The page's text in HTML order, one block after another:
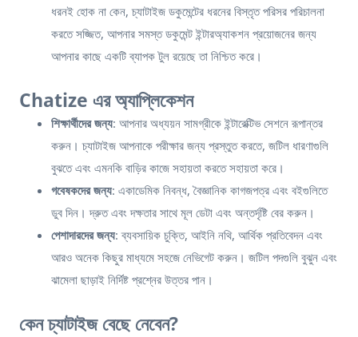
ধরনই হোক না কেন, চ্যাটাইজ ডকুমেন্টের ধরনের বিস্তৃত পরিসর পরিচালনা
করতে সজ্জিত, আপনার সমস্ত ডকুমেন্ট ইন্টারঅ্যাকশন প্রয়োজনের জন্য
আপনার কাছে একটি ব্যাপক টুল রয়েছে তা নিশ্চিত করে।
Chatize এর অ্যাপ্লিকেশন
শিক্ষার্থীদের জন্য: আপনার অধ্যয়ন সামগ্রীকে ইন্টারেক্টিভ সেশনে রূপান্তর
করুন। চ্যাটাইজ আপনাকে পরীক্ষার জন্য প্রস্তুত করতে, জটিল ধারণাগুলি
বুঝতে এবং এমনকি বাড়ির কাজে সহায়তা করতে সহায়তা করে।
গবেষকদের জন্য: একাডেমিক নিবন্ধ, বৈজ্ঞানিক কাগজপত্র এবং বইগুলিতে
ডুব দিন। দ্রুত এবং দক্ষতার সাথে মূল ডেটা এবং অন্তর্দৃষ্টি বের করুন।
পেশাদারদের জন্য: ব্যবসায়িক চুক্তি, আইনি নথি, আর্থিক প্রতিবেদন এবং
আরও অনেক কিছুর মাধ্যমে সহজে নেভিগেট করুন। জটিল পদগুলি বুঝুন এবং
ঝামেলা ছাড়াই নির্দিষ্ট প্রশ্নের উত্তর পান।
কেন চ্যাটাইজ বেছে নেবেন?